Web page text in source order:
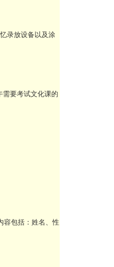
录放设备以及涂
需要考试文化课的
容包括：姓名、性